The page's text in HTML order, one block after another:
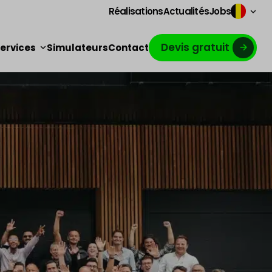
RéalisationsActualitésJobs
SimulateursContact Devis gratuit